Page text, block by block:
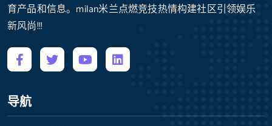
育产品和信息。milan米兰点燃竞技热情构建社区引领娱乐
新风尚!!!
导航